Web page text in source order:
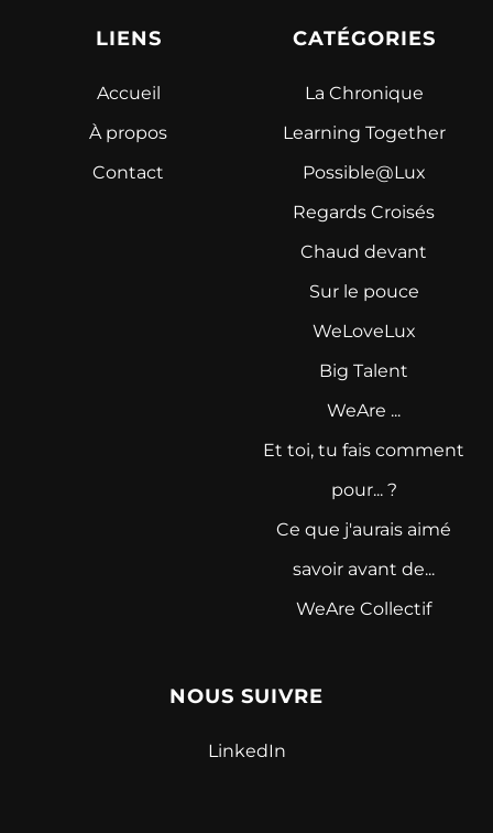
LIENS
Accueil
À propos
Contact
CATÉGORIES
La Chronique
Learning Together
Possible@Lux
Regards Croisés
Chaud devant
Sur le pouce
WeLoveLux
Big Talent
WeAre ...
Et toi, tu fais comment
pour... ?
Ce que j'aurais aimé
savoir avant de...
WeAre Collectif
NOUS SUIVRE
LinkedIn